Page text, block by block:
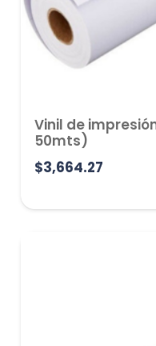
Vinil de
50mts)
$3,664.27